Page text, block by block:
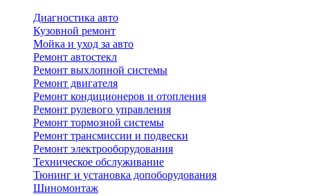
Диагностика авто
Кузовной ремонт
Мойка и уход за авто
Ремонт автостекл
Ремонт выхлопной системы
Ремонт двигателя
Ремонт кондиционеров и отопления
Ремонт рулевого управления
Ремонт тормозной системы
Ремонт трансмиссии и подвески
Ремонт электрооборудования
Техническое обслуживание
Тюнинг и установка допоборудования
Шиномонтаж